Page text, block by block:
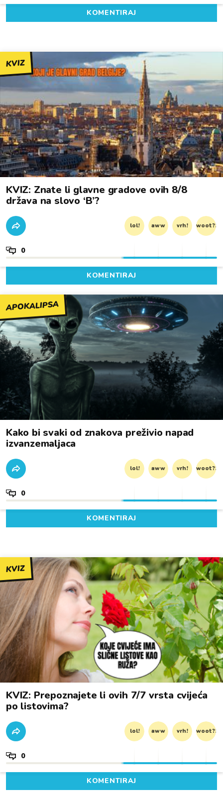
KOMENTIRAJ
KVIZ
KVIZ: Znate li glavne gradove ovih 8/8
država na slovo ‘B’?
lol! aww vrh! woot?!
0
KOMENTIRAJ
APOKALIPSA
Kako bi svaki od znakova preživio napad
izvanzemaljaca
lol! aww vrh! woot?!
0
KOMENTIRAJ
KVIZ
KVIZ: Prepoznajete li ovih 7/7 vrsta cvijeća
po listovima?
lol! aww vrh! woot?!
0
KOMENTIRAJ